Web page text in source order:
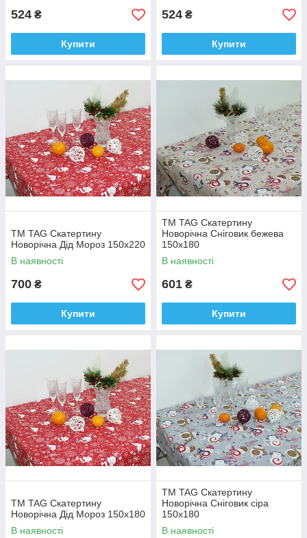
524 ₴
Купити
524 ₴
Купити
ТМ TAG Скатертину
Новорічна Дід Мороз 150х220
В наявності
700 ₴
Купити
ТМ TAG Скатертину
Новорічна Сніговик бежева
150х180
В наявності
601 ₴
Купити
ТМ TAG Скатертину
Новорічна Дід Мороз 150х180
В наявності
ТМ TAG Скатертину
Новорічна Сніговик сіра
150х180
В наявності